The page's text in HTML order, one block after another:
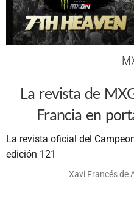
La revista de
Francia en
La revista oficial del
edición 121
Xavi Francés de